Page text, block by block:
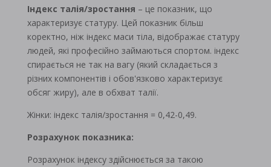
Індекс талія/зростання – це показник, що
характеризує статуру. Цей показник більш
коректно, ніж індекс маси тіла, відображає статуру
людей, які професійно займаються спортом. індекс
спирається не так на вагу (який складається з
різних компонентів і обов'язково характеризує
обсяг жиру), але в обхват талії.
Жінки: індекс талія/зростання = 0,42-0,49.
Розрахунок показника:
Розрахунок індексу здійснюється за такою